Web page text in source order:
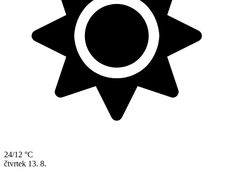
24/12 °C
čtvrtek 13. 8.